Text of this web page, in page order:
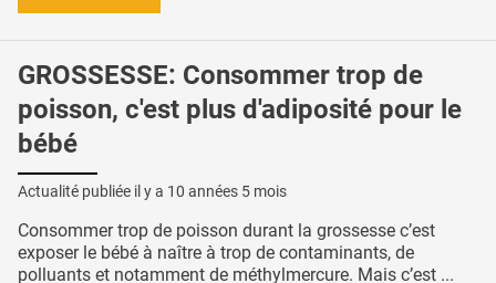
GROSSESSE: Consommer trop de
poisson, c'est plus d'adiposité pour le
bébé
Actualité publiée il y a 10 années 5 mois
Consommer trop de poisson durant la grossesse c’est
exposer le bébé à naître à trop de contaminants, de
polluants et notamment de méthylmercure. Mais c’est ...